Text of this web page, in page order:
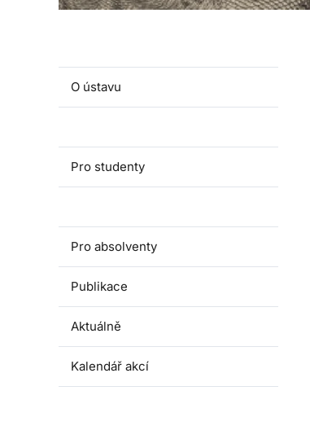
O ústavu
Pro studenty
Pro absolventy
Publikace
Aktuálně
Kalendář akcí